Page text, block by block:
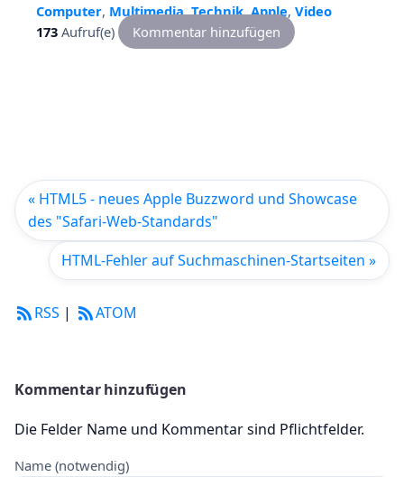
Computer, Multimedia,Technik,Apple, Video
173 Aufruf(e) Kommentar hinzufügen
HTML-Fehler auf Suchmaschinen-Startseiten »
« HTML5 - neues Apple Buzzword und Showcase
des "Safari-Web-Standards"
RSS | ATOM
Kommentar hinzufügen
Die Felder Name und Kommentar sind Pflichtfelder.
Name (notwendig)